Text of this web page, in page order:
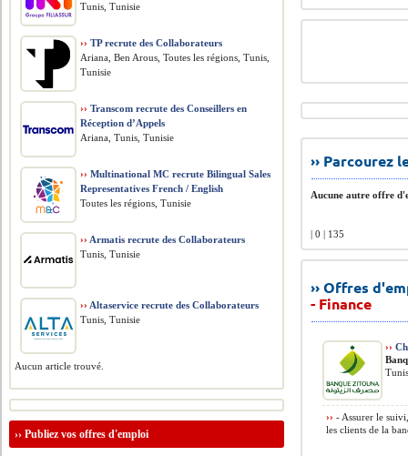
››
Aucune autre offre
| 0 | 135
›› Offres
- Finance
››
›› - Assurer le
les clients de la
Tunis, Tunisie
›› TP recrute des Collaborateurs
Ariana, Ben Arous, Toutes les régions, Tunis,
Tunisie
›› Transcom recrute des Conseillers en
Réception d’Appels
Ariana, Tunis, Tunisie
›› Multinational MC recrute Bilingual Sales
Representatives French / English
Toutes les régions, Tunisie
›› Armatis recrute des Collaborateurs
Tunis, Tunisie
›› Altaservice recrute des Collaborateurs
Tunis, Tunisie
Aucun article trouvé.
››Publiez vos offres d'emploi